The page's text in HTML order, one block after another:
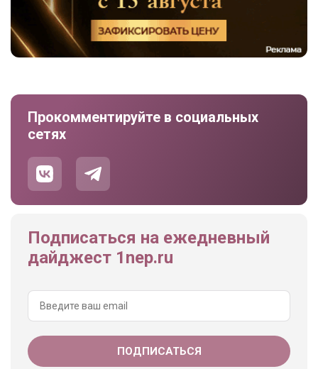
Прокомментируйте в социальных
сетях
Подписаться на ежедневный
дайджест 1nep.ru